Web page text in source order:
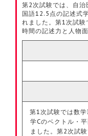
第2次試験では、自
国語12.5点の記述式
れました。第1次試
時間の記述力と人物
第1次試験では数
学Cのベクトル・
ました。第2次試